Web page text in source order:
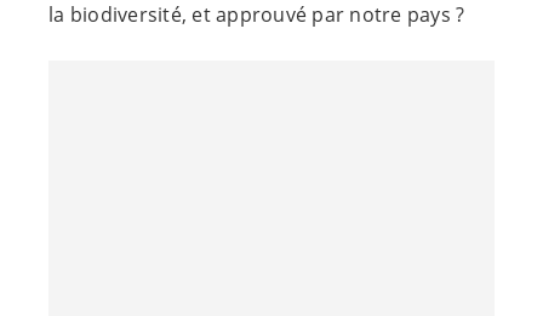
la biodiversité, et approuvé par notre pays ?